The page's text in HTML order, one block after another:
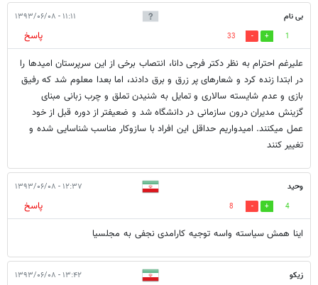
بی نام ۱۱:۱۱ - ۱۳۹۳/۰۶/۰۸
1
33
پاسخ
علیرغم احترام به نظر دکتر فرجی دانا، انتصاب برخی از این سرپرستان امیدها را
در ابتدا زنده کرد و شعارهای پر زرق و برق دادند، اما بعدا معلوم شد که رفیق
بازی و عدم شایسته سالاری و تمایل به شنیدن تملق و چرب زبانی مبنای
گزینش مدیران درون سازمانی در دانشگاه شد و ضعیفتر از دوره قبل از خود
عمل میکنند. امیدواریم حداقل این افراد با سازوکار مناسب شناسایی شده و
تغییر کنند
وحید ۱۲:۳۷ - ۱۳۹۳/۰۶/۰۸
4
8
پاسخ
اینا همش سیاسته واسه توجیه کارامدی نجفی به مجلسیا
زیکو ۱۳:۴۲ - ۱۳۹۳/۰۶/۰۸